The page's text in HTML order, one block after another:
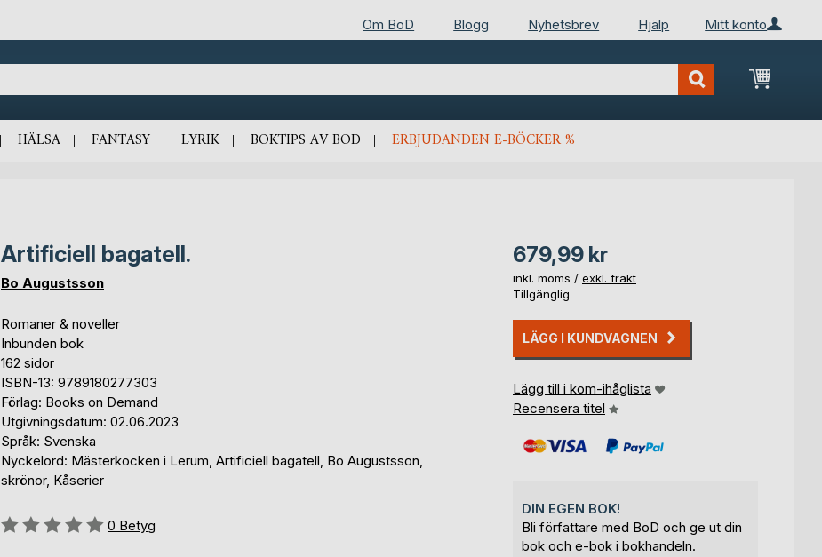
Mitt konto
Om BoD Blogg Nyhetsbrev Hjälp
Min
HÄLSA FANTASY LYRIK BOKTIPS AV BOD ERBJUDANDEN E-BÖCKER %
Artificiell bagatell.
Bo Augustsson
Romaner & noveller
Inbunden bok
162 sidor
ISBN-13: 9789180277303
Förlag: Books on Demand
Utgivningsdatum: 02.06.2023
Språk: Svenska
Nyckelord: Mästerkocken i Lerum, Artificiell bagatell, Bo Augustsson,
skrönor, Kåserier
Betyg::
0 Betyg
679,99 kr
inkl. moms / exkl. frakt
Tillgänglig
LÄGG I KUNDVAGNEN
Lägg till i kom-ihåglista
Recensera titel
DIN EGEN BOK!
Bli författare med BoD och ge ut din
bok och e-bok i bokhandeln.